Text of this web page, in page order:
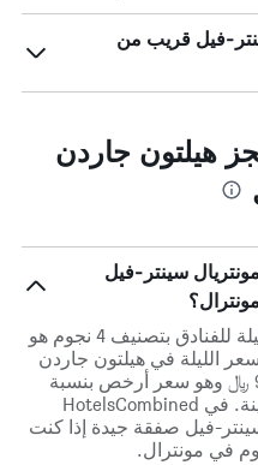
فيل قريب من
هيلتون جاردن
سينتر-فيل
في مونترال، يبلغ متوسط ​​سعر الليلة للفنادق بتصنيف 4 نجوم هو
الليلة في هيلتون جاردن
إن مونتريال سينتر-فيل حوالي 917 ﷼ وهو سعر أرخص بنسبة
51% من متوسط الأسعار في المدينة. في HotelsCombined
فيل صفقة جيدة إذا كنت